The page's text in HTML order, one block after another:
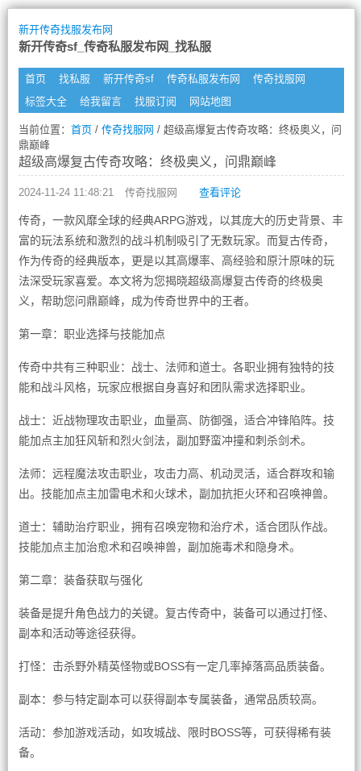
新开传奇找服发布网
新开传奇sf_传奇私服发布网_找私服
首页 找私服 新开传奇sf 传奇私服发布网
传奇找服网
标签大全
给我留言 找服订阅 网站地图
当前位置： 首页/ 传奇找服网 / 超级高爆复古传奇攻略：终极奥义，问
鼎巅峰
超级高爆复古传奇攻略：终极奥义，问鼎巅峰
2024-11-24 11:48:21 传奇找服网 查看评论
传奇，一款风靡全球的经典ARPG游戏，以其庞大的历史背景、丰
富的玩法系统和激烈的战斗机制吸引了无数玩家。而复古传奇，
作为传奇的经典版本，更是以其高爆率、高经验和原汁原味的玩
法深受玩家喜爱。本文将为您揭晓超级高爆复古传奇的终极奥
义，帮助您问鼎巅峰，成为传奇世界中的王者。
第一章：职业选择与技能加点
传奇中共有三种职业：战士、法师和道士。各职业拥有独特的技
能和战斗风格，玩家应根据自身喜好和团队需求选择职业。
战士：近战物理攻击职业，血量高、防御强，适合冲锋陷阵。技
能加点主加狂风斩和烈火剑法，副加野蛮冲撞和刺杀剑术。
法师：远程魔法攻击职业，攻击力高、机动灵活，适合群攻和输
出。技能加点主加雷电术和火球术，副加抗拒火环和召唤神兽。
道士：辅助治疗职业，拥有召唤宠物和治疗术，适合团队作战。
技能加点主加治愈术和召唤神兽，副加施毒术和隐身术。
第二章：装备获取与强化
装备是提升角色战力的关键。复古传奇中，装备可以通过打怪、
副本和活动等途径获得。
打怪：击杀野外精英怪物或BOSS有一定几率掉落高品质装备。
副本：参与特定副本可以获得副本专属装备，通常品质较高。
活动：参加游戏活动，如攻城战、限时BOSS等，可获得稀有装
备。